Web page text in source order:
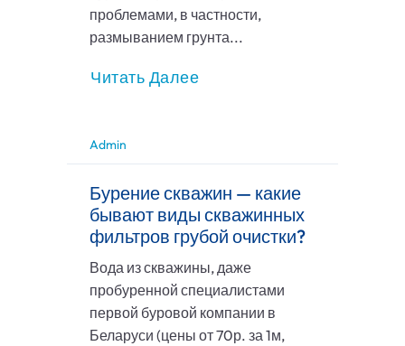
проблемами, в частности,
размыванием грунта...
Читать Далее
Admin
Бурение скважин — какие
бывают виды скважинных
фильтров грубой очистки?
Вода из скважины, даже
пробуренной специалистами
первой буровой компании в
Беларуси (цены от 70р. за 1м,